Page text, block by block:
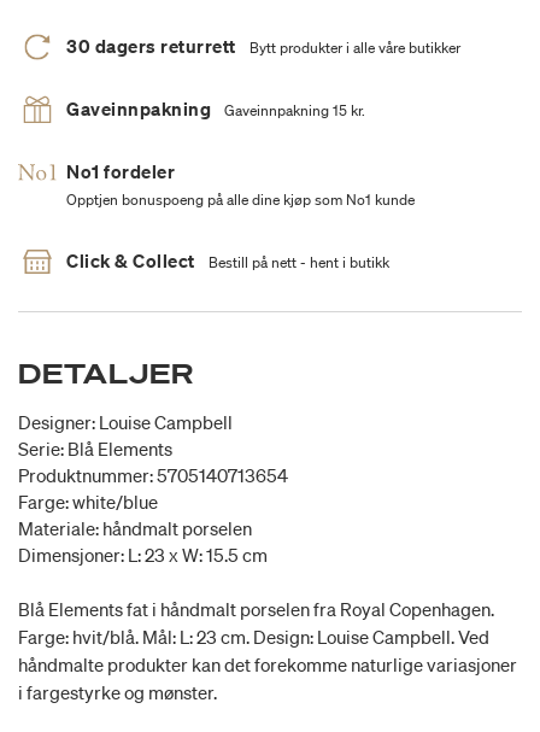
30 dagers returrett Bytt produkter i alle våre butikker
Gaveinnpakning Gaveinnpakning 15 kr.
No1 fordeler
Opptjen bonuspoeng på alle dine kjøp som No1 kunde
Click & Collect Bestill på nett - hent i butikk
DETALJER
Designer: Louise Campbell
Serie: Blå Elements
Produktnummer: 5705140713654
Farge: white/blue
Materiale: håndmalt porselen
Dimensjoner: L: 23 x W: 15.5 cm
Blå Elements fat i håndmalt porselen fra Royal Copenhagen.
Farge: hvit/blå. Mål: L: 23 cm. Design: Louise Campbell. Ved
håndmalte produkter kan det forekomme naturlige variasjoner
i fargestyrke og mønster.